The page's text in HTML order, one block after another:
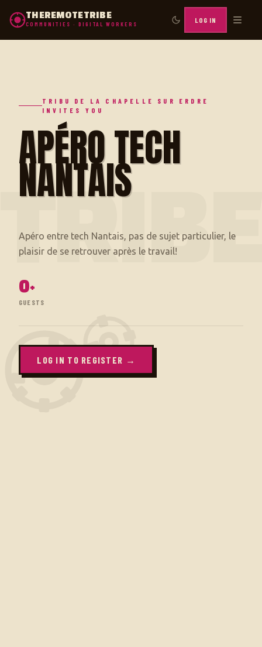
THEREMOTETRIBE
COMMUNITIES · DIGITAL WORKERS LOG IN
TRIBE
TRIBU DE LA CHAPELLE SUR ERDRE
INVITES YOU
APÉRO TECH
NANTAIS
Apéro entre tech Nantais, pas de sujet particulier, le
0+
GUESTS
LOG IN TO REGISTER →